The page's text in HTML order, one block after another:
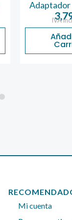
Tijera
IVA
Mi cuenta